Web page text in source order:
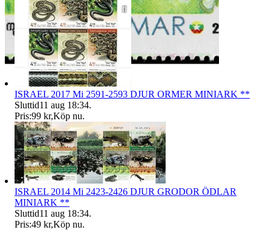
ISRAEL 2017 Mi 2591-2593 DJUR ORMER MINIARK **
Sluttid11 aug 18:34.
Pris:99 kr,Köp nu.
ISRAEL 2014 Mi 2423-2426 DJUR GRODOR ÖDLAR
MINIARK **
Sluttid11 aug 18:34.
Pris:49 kr,Köp nu.